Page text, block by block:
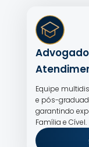
Equipe
e pós-
garantindo
Família e Cível.